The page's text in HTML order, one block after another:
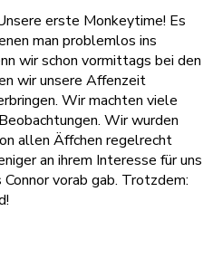
erste Monkeytime! Es
man problemlos ins
wir schon vormittags bei den
wir unsere Affenzeit
Wir machten viele
Wir wurden
allen Äffchen regelrecht
an ihrem Interesse für uns
vorab gab. Trotzdem: